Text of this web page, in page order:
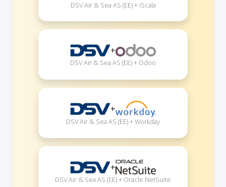
DSV Air & Sea AS (EE) + iScala
+
DSV Air & Sea AS (EE) + Odoo
+
DSV Air & Sea AS (EE) + Workday
+
DSV Air & Sea AS (EE) + Oracle NetSuite